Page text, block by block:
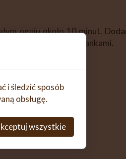
ogniu około 10 minut.
Podawać z grzankami.
i śledzić sposób
obsługę.
wszystkie